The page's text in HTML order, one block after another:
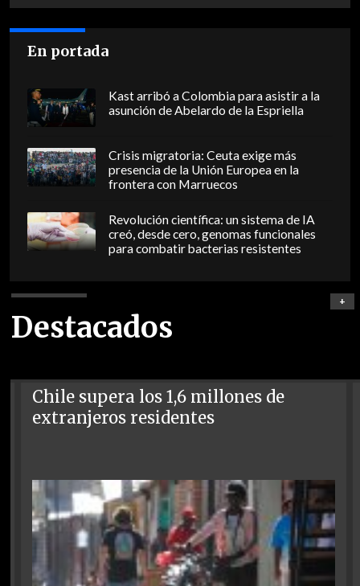
En portada
Kast arribó a Colombia para asistir a la
asunción de Abelardo de la Espriella
Crisis migratoria: Ceuta exige más
presencia de la Unión Europea en la
frontera con Marruecos
Revolución científica: un sistema de IA
creó, desde cero, genomas funcionales
para combatir bacterias resistentes
Destacados
+
Chile supera los 1,6 millones de
extranjeros residentes